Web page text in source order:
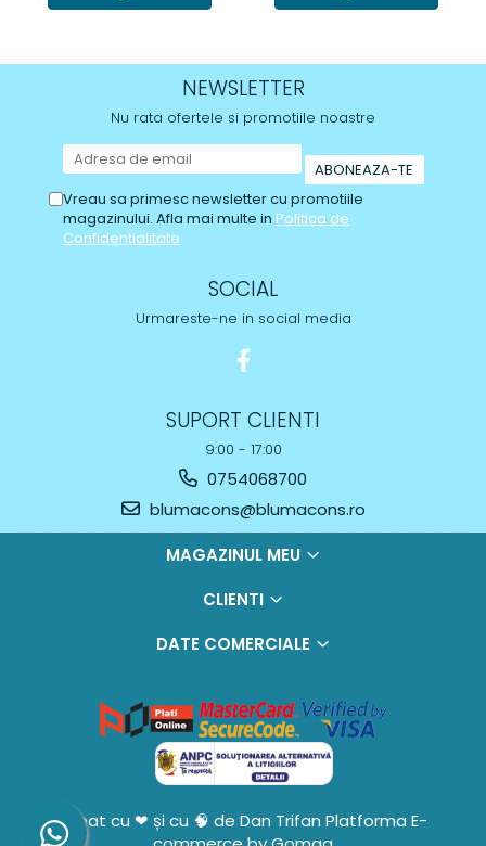
NEWSLETTER
Nu rata ofertele si promotiile noastre
Vreau sa primesc newsletter cu promotiile
magazinului. Afla mai multe in Politica de
Confidentialitate
SOCIAL
Urmareste-ne in social media
SUPORT CLIENTI
9:00 - 17:00
0754068700
blumacons@blumacons.ro
MAGAZINUL MEU
CLIENTI
DATE COMERCIALE
Creat cu ❤ și cu 🧠 de Dan Trifan Platforma E-